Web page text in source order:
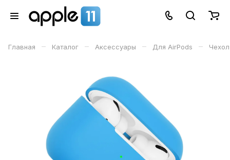
Главная – Каталог – Аксессуары – Для AirPods –